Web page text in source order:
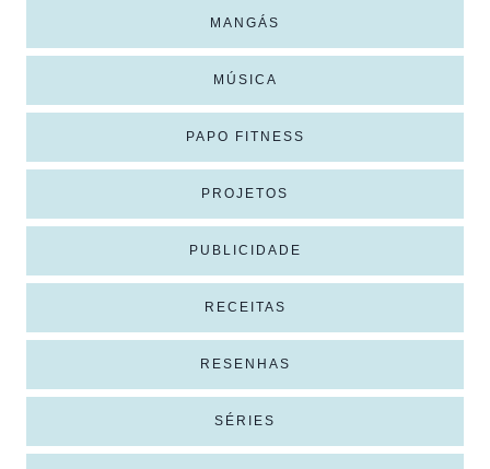
MANGÁS
MÚSICA
PAPO FITNESS
PROJETOS
PUBLICIDADE
RECEITAS
RESENHAS
SÉRIES